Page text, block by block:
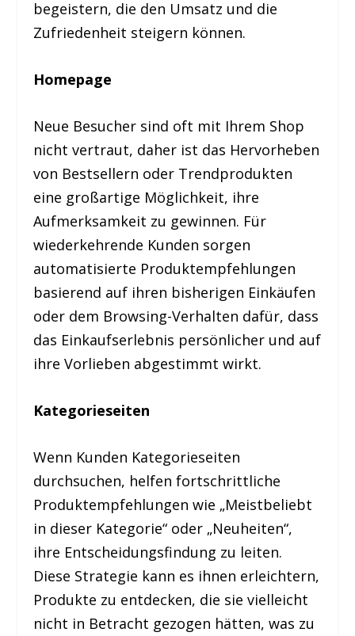
begeistern, die den Umsatz und die
Zufriedenheit steigern können.
Homepage
Neue Besucher sind oft mit Ihrem Shop
nicht vertraut, daher ist das Hervorheben
von Bestsellern oder Trendprodukten
eine großartige Möglichkeit, ihre
Aufmerksamkeit zu gewinnen. Für
wiederkehrende Kunden sorgen
automatisierte Produktempfehlungen
basierend auf ihren bisherigen Einkäufen
oder dem Browsing-Verhalten dafür, dass
das Einkaufserlebnis persönlicher und auf
ihre Vorlieben abgestimmt wirkt.
Kategorieseiten
Wenn Kunden Kategorieseiten
durchsuchen, helfen fortschrittliche
Produktempfehlungen wie „Meistbeliebt
in dieser Kategorie“ oder „Neuheiten“,
ihre Entscheidungsfindung zu leiten.
Diese Strategie kann es ihnen erleichtern,
Produkte zu entdecken, die sie vielleicht
nicht in Betracht gezogen hätten, was zu